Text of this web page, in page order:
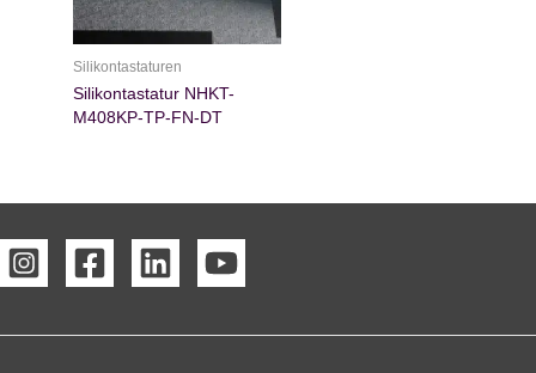
Silikontastaturen
Silikontastatur NHKT-
M408KP-TP-FN-DT